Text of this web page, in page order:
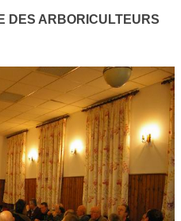
DES ARBORICULTEURS